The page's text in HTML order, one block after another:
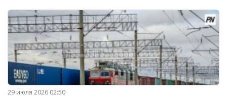
29 июля 2026 02:50